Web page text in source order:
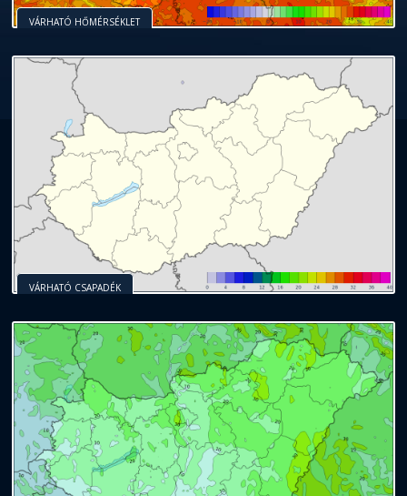
VÁRHATÓ HŐMÉRSÉKLET
VÁRHATÓ CSAPADÉK